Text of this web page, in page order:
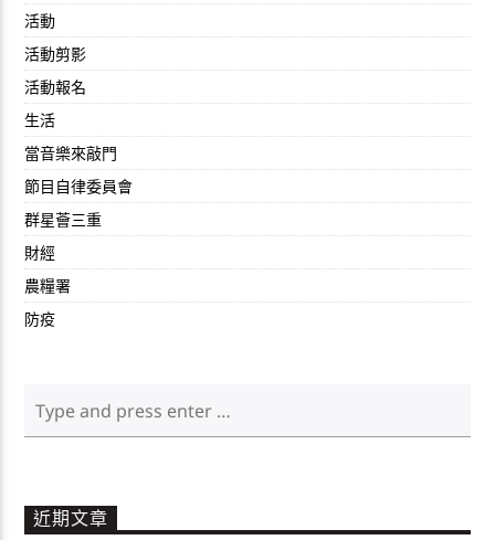
活動
活動剪影
活動報名
生活
當音樂來敲門
節目自律委員會
群星薈三重
財經
農糧署
防疫
近期文章